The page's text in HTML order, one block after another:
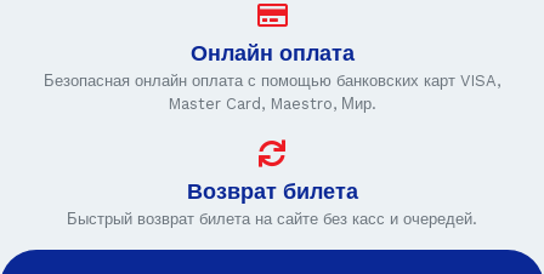
Онлайн оплата
Безопасная онлайн оплата с помощью банковских карт VISA,
Master Card, Maestro, Мир.
Возврат билета
Быстрый возврат билета на сайте без касс и очередей.